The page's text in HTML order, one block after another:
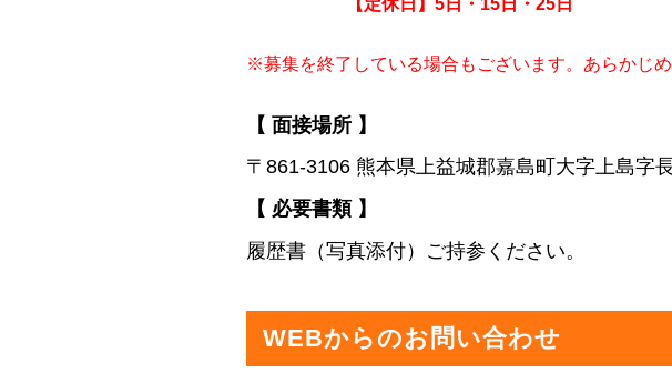
【定休日】5日・15日・25日
※募集を終了している場合もございます。あらかじめ
【 面接場所 】
〒861-3106 熊本県上益城郡嘉島町大字上島字
【 必要書類 】
履歴書（写真添付）ご持参ください。
WEBからのお問い合わせ